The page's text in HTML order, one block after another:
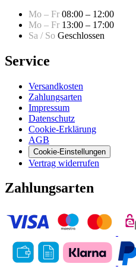
Mo – Fr 08:00 – 12:00
Mo – Fr 13:00 – 17:00
Sa / So Geschlossen
Service
Versandkosten
Zahlungsarten
Impressum
Datenschutz
Cookie-Erklärung
AGB
Cookie-Einstellungen
Vertrag widerrufen
Zahlungsarten